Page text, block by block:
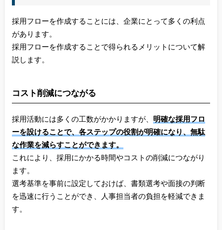
採用フローを作成することには、企業にとって多くの利点
があります。
採用フローを作成することで得られるメリットについて解
説します。
コスト削減につながる
採用活動には多くの工数がかかりますが、 明確な採用フロ
ーを設けることで、各ステップの役割が明確になり、無駄
な作業を減らすことができます。
これにより、採用にかかる時間やコストの削減につながり
ます。
選考基準を事前に設定しておけば、書類選考や面接の判断
を迅速に行うことができ、人事担当者の負担を軽減できま
す。